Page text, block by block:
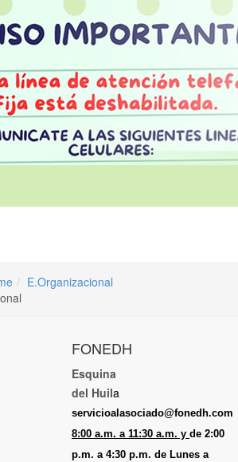
E.Organizacional
FONEDH
Esquina
del Huila
servicioalasociado@fonedh.com
8:00 a.m. a 11:30 a.m. y de 2:00
p.m. a 4:30 p.m. de Lunes a